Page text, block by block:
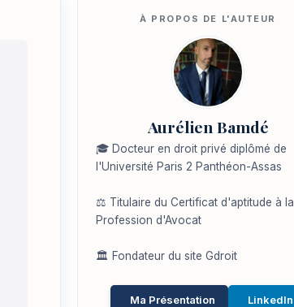
Aurélien Bamdé
🎓 Docteur en droit privé diplômé de
l'Université Paris 2 Panthéon-Assas
⚖️ Titulaire du Certificat d'aptitude à la
Profession d'Avocat
🏛️ Fondateur du site Gdroit
Ma Présentation LinkedIn